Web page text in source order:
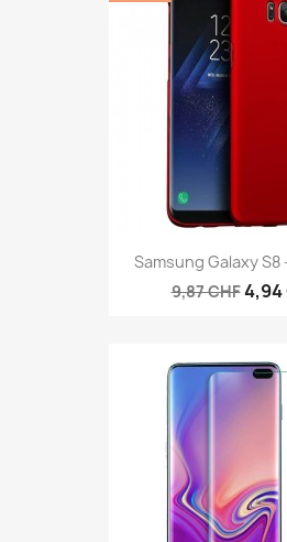
Samsung Galaxy S8
9,87 CHF4,94